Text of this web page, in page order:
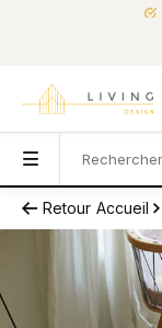
Retour Accueil